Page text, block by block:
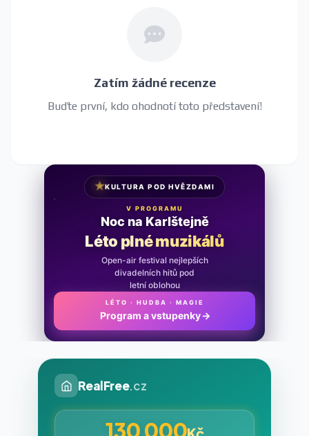
Zatím žádné recenze
Buďte první, kdo ohodnotí toto představení!
★KULTURA POD HVĚZDAMI
V PROGRAMU
Noc na Karlštejně
Léto plné muzikálů
Open-air festival nejlepších
divadelních hitů pod
letní oblohou
LÉTO · HUDBA · MAGIE
Program a vstupenky→
RealFree.cz
130 000